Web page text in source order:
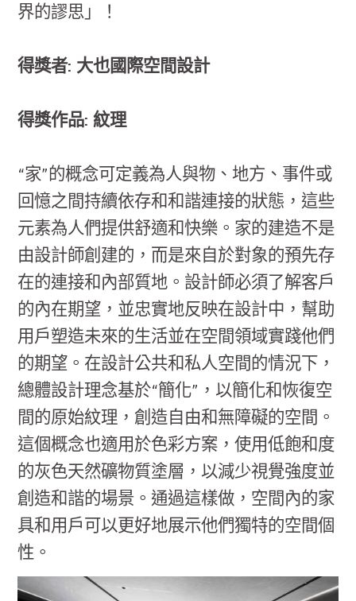
界的謬思」！
得獎者: 大也國際空間設計
得獎作品: 紋理
“家”的概念可定義為人與物、地方、事件或
回憶之間持續依存和和諧連接的狀態，這些
元素為人們提供舒適和快樂。家的建造不是
由設計師創建的，而是來自於對象的預先存
在的連接和內部質地。設計師必須了解客戶
的內在期望，並忠實地反映在設計中，幫助
用戶塑造未來的生活並在空間領域實踐他們
的期望。在設計公共和私人空間的情況下，
總體設計理念基於“簡化”，以簡化和恢復空
間的原始紋理，創造自由和無障礙的空間。
這個概念也適用於色彩方案，使用低飽和度
的灰色天然礦物質塗層，以減少視覺強度並
創造和諧的場景。通過這樣做，空間內的家
具和用戶可以更好地展示他們獨特的空間個
性。